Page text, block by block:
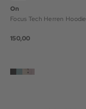
On
Focus Tech Herren Hoodie
150,00